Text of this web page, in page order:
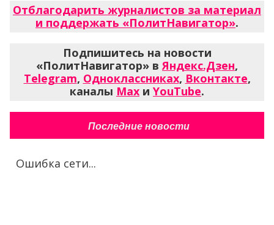
Отблагодарить журналистов за материал
и поддержать «ПолитНавигатор».
Подпишитесь на новости
«ПолитНавигатор» в Яндекс.Дзен,
Telegram, Одноклассниках, Вконтакте,
каналы Max и YouTube.
Последние новости
Ошибка сети...